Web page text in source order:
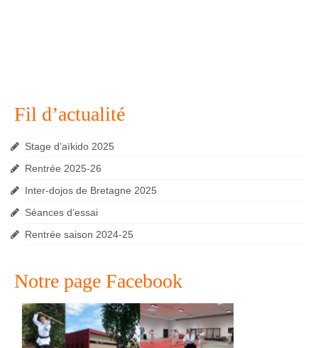
Fil d’actualité
Stage d’aïkido 2025
Rentrée 2025-26
Inter-dojos de Bretagne 2025
Séances d’essai
Rentrée saison 2024-25
Notre page Facebook